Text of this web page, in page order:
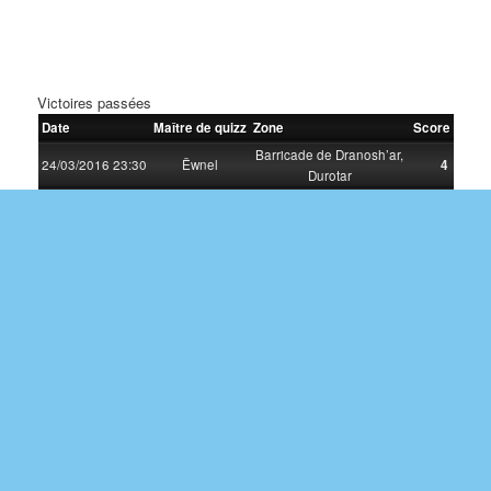
Victoires passées
Date Maître de quizz Zone Score
24/03/2016 23:30 Ëwnel
Barricade de Dranosh’ar,
Durotar
4